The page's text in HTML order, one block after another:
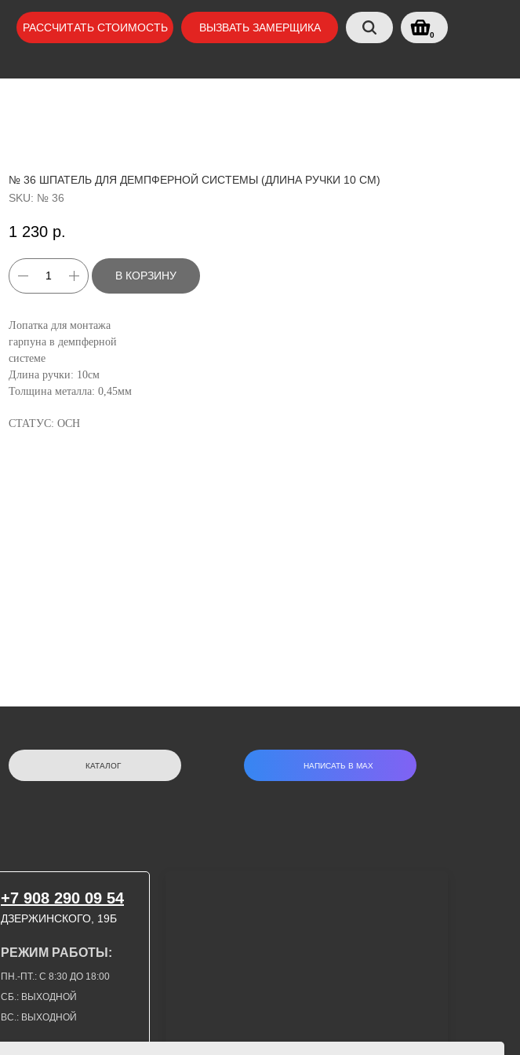
ВЫЗВАТЬ ЗАМЕРЩИКА
РАССЧИТАТЬ СТОИМОСТЬ
0
№ 36 ШПАТЕЛЬ ДЛЯ ДЕМПФЕРНОЙ СИСТЕМЫ (ДЛИНА РУЧКИ 10 СМ)
SKU: № 36
1 230 р.
В КОРЗИНУ
Лопатка для монтажа
гарпуна в демпферной
системе
Длина ручки: 10см
Толщина металла: 0,45мм
СТАТУС: ОСН
НАПИСАТЬ В МАХ
КАТАЛОГ
ДЗЕРЖИНСКОГО, 19Б
+7 908 290 09 54
ВС.: ВЫХОДНОЙ
СБ.: ВЫХОДНОЙ
ПН.-ПТ.: С 8:30 ДО 18:00
РЕЖИМ РАБОТЫ: